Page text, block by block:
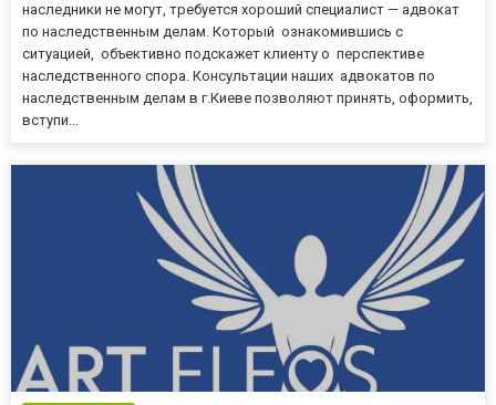
наследники не могут, требуется хороший специалист — адвокат
по наследственным делам. Который ознакомившись с
ситуацией, объективно подскажет клиенту о перспективе
наследственного спора. Консультации наших адвокатов по
наследственным делам в г.Киеве позволяют принять, оформить,
вступи...